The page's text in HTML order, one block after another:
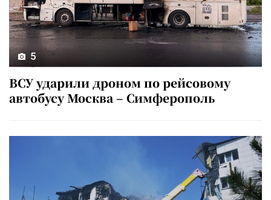
5
ВСУ ударили дроном по рейсовому
автобусу Москва – Симферополь